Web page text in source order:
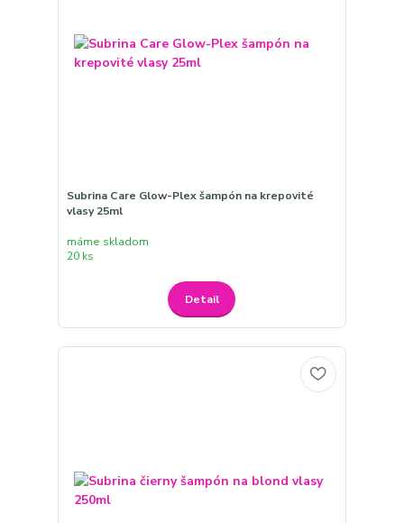
Subrina Care Glow-Plex šampón na krepovité
vlasy 25ml
máme skladom
20 ks
Detail